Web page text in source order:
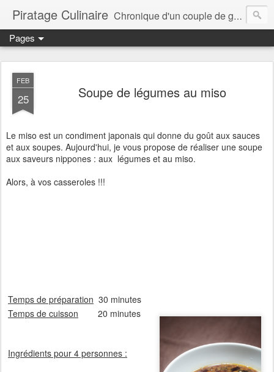
Piratage Culinaire Chronique d'un couple de gourmands
Pages
FEB
25 Soupe de légumes au miso
Le miso est un condiment japonais qui donne du goût aux sauces
et aux soupes. Aujourd'hui, je vous propose de réaliser une soupe
aux saveurs nippones : aux légumes et au miso.
Alors, à vos casseroles !!!
Temps de préparation 30 minutes
Temps de cuisson 20 minutes
Ingrédients pour 4 personnes :